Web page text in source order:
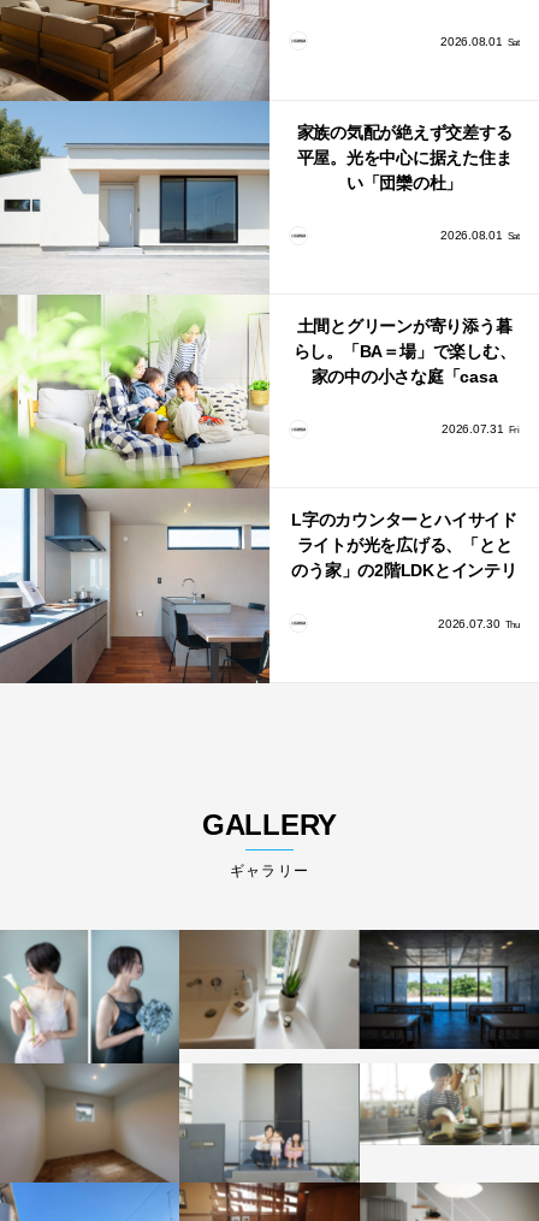
2026.08.01 Sat
家族の気配が絶えず交差する
平屋。光を中心に据えた住ま
い「団欒の杜」
2026.08.01 Sat
土間とグリーンが寄り添う暮
らし。「BA＝場」で楽しむ、
家の中の小さな庭「casa
2026.07.31 Fri
L字のカウンターとハイサイド
ライトが光を広げる、「とと
のう家」の2階LDKとインテリ
2026.07.30 Thu
GALLERY
ギャラリー